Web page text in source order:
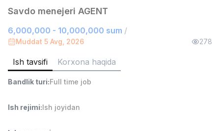
4,280,000 sum /
ASIAN
Yetkazib berish
3,500,000 - 8,000,000 sum
Full time job
Ish joyidan
Savdo menejeri AGENT
6,000,000 - 10,000,000 sum /
Muddat 5 Avg, 2026 278
Ish tavsifi Korxona haqida
Bandlik turi:Full time job
Ish rejimi:Ish joyidan